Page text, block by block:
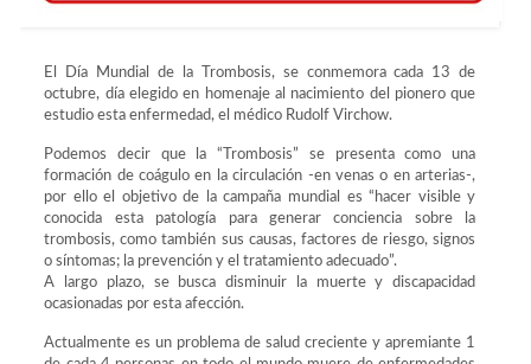
El Día Mundial de la Trombosis, se conmemora cada 13 de
octubre, día elegido en homenaje al nacimiento del pionero que
estudio esta enfermedad, el médico Rudolf Virchow.
Podemos decir que la “Trombosis” se presenta como una
formación de coágulo en la circulación -en venas o en arterias-,
por ello el objetivo de la campaña mundial es “hacer visible y
conocida esta patología para generar conciencia sobre la
trombosis, como también sus causas, factores de riesgo, signos
o síntomas; la prevención y el tratamiento adecuado”.
A largo plazo, se busca disminuir la muerte y discapacidad
ocasionadas por esta afección.
Actualmente es un problema de salud creciente y apremiante 1